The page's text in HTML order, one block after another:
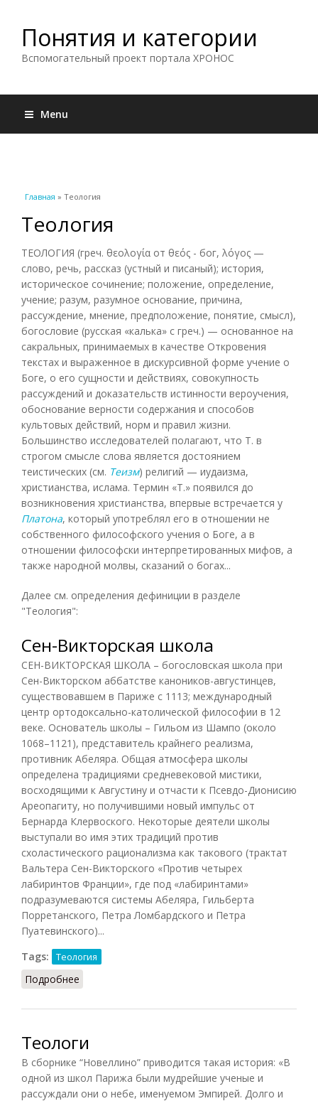
Понятия и категории
Вспомогательный проект портала ХРОНОС
Menu
Вы здесь
Главная » Теология
Теология
ТЕОЛОГИЯ (греч. θεολογία от θεός - бог, λόγος —
слово, речь, рассказ (устный и писаный); история,
историческое сочинение; положение, определение,
учение; разум, разумное основание, причина,
рассуждение, мнение, предположение, понятие, смысл),
богословие (русская «калька» с греч.) — основанное на
сакральных, принимаемых в качестве Откровения
текстах и выраженное в дискурсивной форме учение о
Боге, о его сущности и действиях, совокупность
рассуждений и доказательств истинности вероучения,
обоснование верности содержания и способов
культовых действий, норм и правил жизни.
Большинство исследователей полагают, что Т. в
строгом смысле слова является достоянием
теистических (см. Теизм) религий — иудаизма,
христианства, ислама. Термин «Т.» появился до
возникновения христианства, впервые встречается у
Платона, который употреблял его в отношении не
собственного философского учения о Боге, а в
отношении философски интерпретированных мифов, а
также народной молвы, сказаний о богах...
Далее см. определения дефиниции в разделе
"Теология":
Сен-Викторская школа
СЕН-ВИКТОРСКАЯ ШКОЛА – богословская школа при
Сен-Викторском аббатстве каноников-августинцев,
существовавшем в Париже с 1113; международный
центр ортодоксально-католической философии в 12
веке. Основатель школы – Гильом из Шампо (около
1068–1121), представитель крайнего реализма,
противник Абеляра. Общая атмосфера школы
определена традициями средневековой мистики,
восходящими к Августину и отчасти к Псевдо-Дионисию
Ареопагиту, но получившими новый импульс от
Бернарда Клервоского. Некоторые деятели школы
выступали во имя этих традиций против
схоластического рационализма как такового (трактат
Вальтера Сен-Викторского «Против четырех
лабиринтов Франции», где под «лабиринтами»
подразумеваются системы Абеляра, Гильберта
Порретанского, Петра Ломбардского и Петра
Пуатевинского)...
Tags:
Теология
Подробнее
Теологи
В сборнике “Новеллино” приводится такая история: «В
одной из школ Парижа были мудрейшие ученые и
рассуждали они о небе, именуемом Эмпирей. Долго и